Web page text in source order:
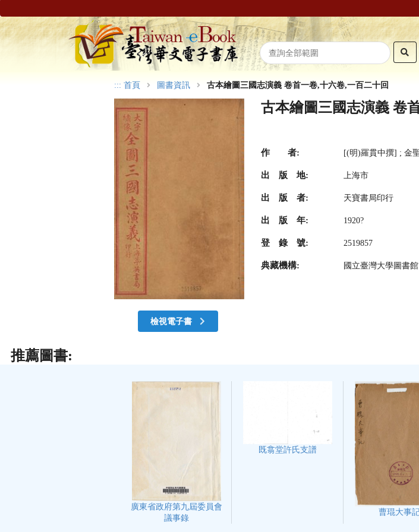
::: 首頁 圖書資訊 古本繪圖三國志演義 卷首一卷,十六卷,一百二十回
檢視電子書
古本繪圖三國志演義 卷
作 者: [(明)羅貫中撰] ; 金
出 版 地: 上海市
出 版 者: 天寶書局印行
出 版 年: 1920?
登 錄 號: 2519857
典藏機構: 國立臺灣大學圖書館
推薦圖書:
廣東省政府第九屆委員會
議事錄
既翕堂許氏支譜
曹琨大事